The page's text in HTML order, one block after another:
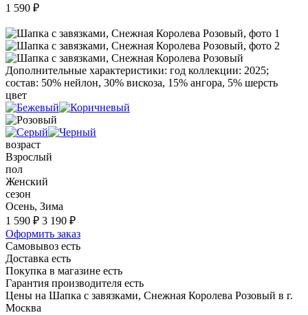
1 590 ₽
Дополнительные характеристики: год коллекции: 2025;
состав: 50% нейлон, 30% вискоза, 15% ангора, 5% шерсть
цвет
возраст
Взрослый
пол
Женский
сезон
Осень, Зима
1 590 ₽ 3 190 ₽
Оформить заказ
Самовывоз есть
Доставка есть
Покупка в магазине есть
Гарантия производителя есть
Цены на Шапка с завязками, Снежная Королева Розовый в г.
Москва